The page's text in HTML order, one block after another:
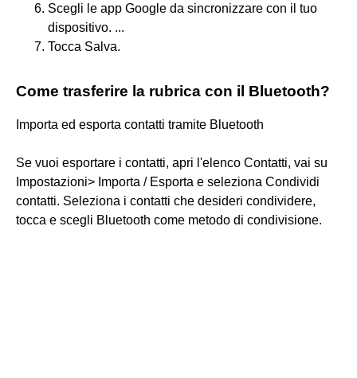
Scegli le app Google da sincronizzare con il tuo
dispositivo. ...
Tocca Salva.
Come trasferire la rubrica con il Bluetooth?
Importa ed esporta contatti tramite Bluetooth
Se vuoi esportare i contatti, apri l'elenco Contatti, vai su
Impostazioni> Importa / Esporta e seleziona Condividi
contatti. Seleziona i contatti che desideri condividere,
tocca e scegli Bluetooth come metodo di condivisione.